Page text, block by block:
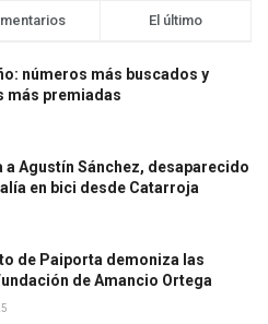
El último
números más buscados y
más premiadas
a Agustín Sánchez, desaparecido
en bici desde Catarroja
de Paiporta demoniza las
de Amancio Ortega